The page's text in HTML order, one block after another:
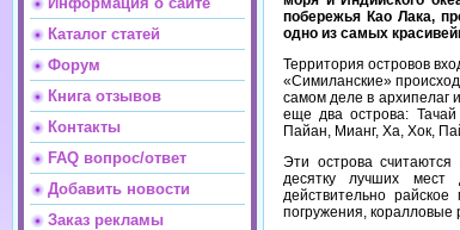
Каталог статей
Форум
Книга отзывов
Контакты
FAQ вопрос/ответ
Добавить новости
Заказ рекламы
побережья Као Лака,
одно из самых
Территория островов
«Симиланские»
самом деле в архипелаг
еще два острова:
Пайан, Мианг, Ха, Хок,
Эти острова
десятку лучших
действительно
погружения, коралловые